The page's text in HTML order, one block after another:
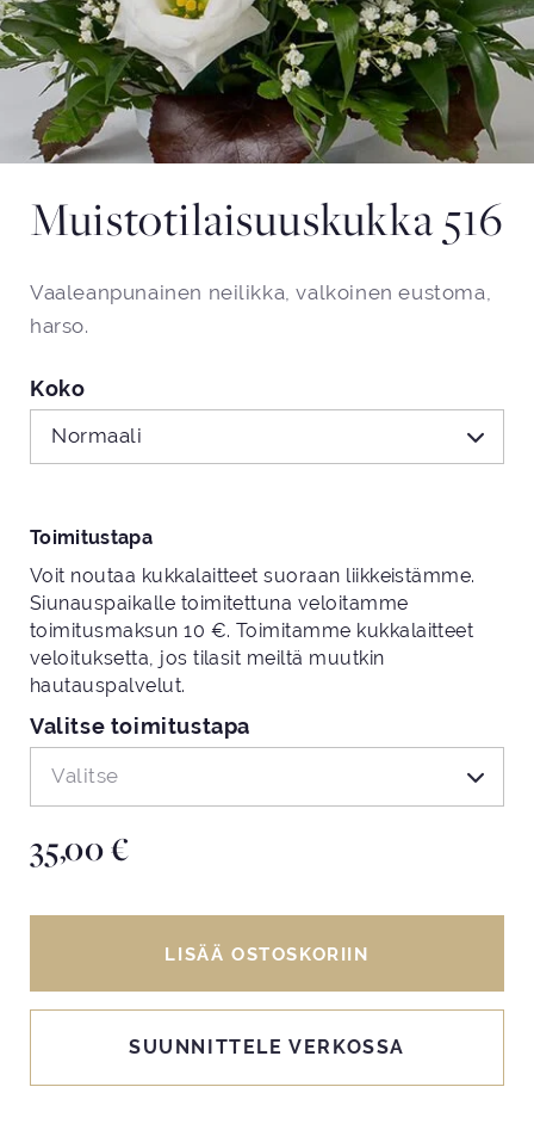
Muistotilaisuuskukka 516
Vaaleanpunainen neilikka, valkoinen eustoma,
harso.
Koko
Normaali
Toimitustapa
Voit noutaa kukkalaitteet suoraan liikkeistämme.
Siunauspaikalle toimitettuna veloitamme
toimitusmaksun 10 €. Toimitamme kukkalaitteet
veloituksetta, jos tilasit meiltä muutkin
hautauspalvelut.
Valitse toimitustapa
Valitse
35,00€
LISÄÄ OSTOSKORIIN
SUUNNITTELE VERKOSSA